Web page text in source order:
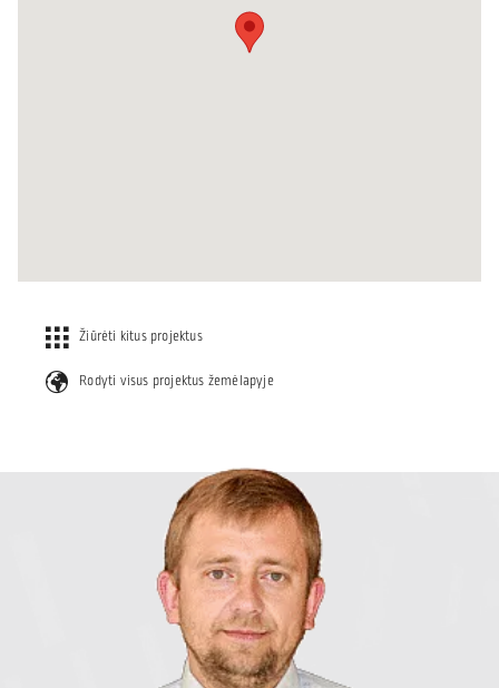
Žiūrėti kitus projektus
Rodyti visus projektus žemėlapyje